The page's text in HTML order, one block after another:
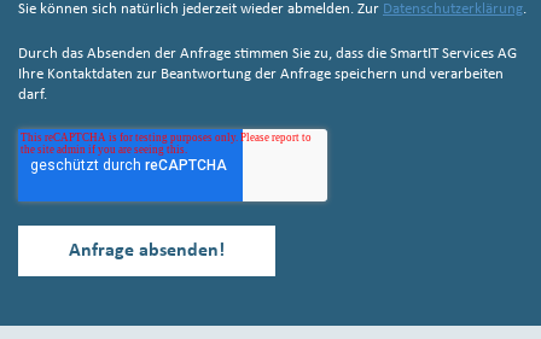
Sie können sich natürlich jederzeit wieder abmelden. Zur Datenschutzerklärung.
Durch das Absenden der Anfrage stimmen Sie zu, dass die SmartIT Services AG
Ihre Kontaktdaten zur Beantwortung der Anfrage speichern und verarbeiten
darf.